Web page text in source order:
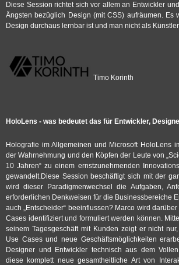
Diese Session richtet sich vor allem an Entwickler
Ängsten bezüglich Design (mit CSS) aufräumen. Es
Design durchaus lernbar ist und man nicht als
Timo Korinth
HoloLens - was bedeutet das für Entwickler,
Holografie im Allgemeinen und Microsoft HoloLens
der Wahrnehmung und den Köpfen der Leute von
10 Jahren“ zu einem ernstzunehmenden
gewandelt.Diese Session beschäftigt sich mit der
wird dieser Paradigmenwechsel die Aufgaben,
erforderlichen Denkweisen für die Businessbereiche
auch „Entscheider“ beeinflussen? Marco wird
Cases identifiziert und formuliert werden können.
seinem Tagesgeschäft mit Kunden zeigt er nicht
Use Cases und neue Geschäftsmöglichkeiten
Designer und Entwickler technisch aus dem
diese komplett neue gesamtheitliche Art von